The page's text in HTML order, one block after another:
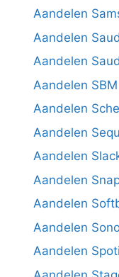
Aandelen
Aandelen
Aandelen
Aandelen
Aandelen
Aandelen
Aandelen
Aandelen
Aandelen
Aandelen
Aandelen